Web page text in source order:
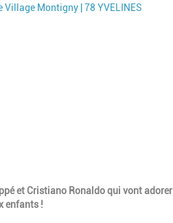
Village Montigny | 78 YVELINES
et Cristiano Ronaldo qui vont adorer
enfants !